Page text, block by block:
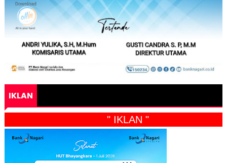
IKLAN
" IKLAN "